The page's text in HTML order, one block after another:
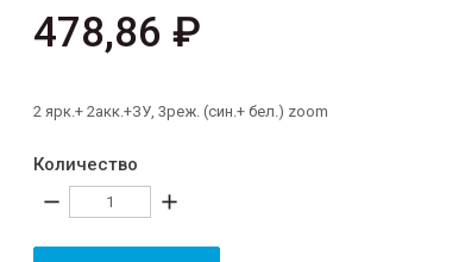
478,86 ₽
2 ярк.+ 2акк.+ЗУ, 3реж. (син.+ бел.) zoom
Количество
remove add